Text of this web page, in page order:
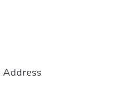
Address